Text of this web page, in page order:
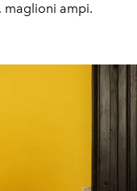
maglioni ampi.